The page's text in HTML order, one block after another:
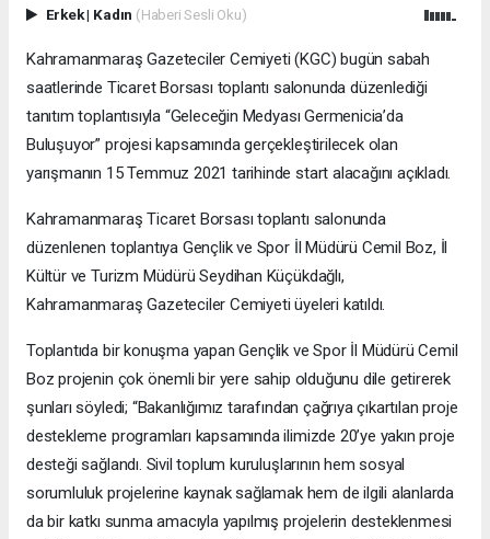
Erkek| Kadın (Haberi Sesli Oku)
Kahramanmaraş Gazeteciler Cemiyeti (KGC) bugün sabah
saatlerinde Ticaret Borsası toplantı salonunda düzenlediği
tanıtım toplantısıyla “Geleceğin Medyası Germenicia’da
Buluşuyor” projesi kapsamında gerçekleştirilecek olan
yarışmanın 15 Temmuz 2021 tarihinde start alacağını açıkladı.
Kahramanmaraş Ticaret Borsası toplantı salonunda
düzenlenen toplantıya Gençlik ve Spor İl Müdürü Cemil Boz, İl
Kültür ve Turizm Müdürü Seydihan Küçükdağlı,
Kahramanmaraş Gazeteciler Cemiyeti üyeleri katıldı.
Toplantıda bir konuşma yapan Gençlik ve Spor İl Müdürü Cemil
Boz projenin çok önemli bir yere sahip olduğunu dile getirerek
şunları söyledi; “Bakanlığımız tarafından çağrıya çıkartılan proje
destekleme programları kapsamında ilimizde 20’ye yakın proje
desteği sağlandı. Sivil toplum kuruluşlarının hem sosyal
sorumluluk projelerine kaynak sağlamak hem de ilgili alanlarda
da bir katkı sunma amacıyla yapılmış projelerin desteklenmesi